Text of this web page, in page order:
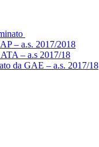
– a.s. 2017/2018
– a.s 2017/18
da GAE – a.s. 2017/18